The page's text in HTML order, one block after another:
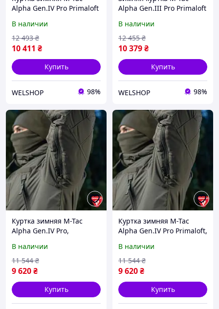
Alpha Gen.IV Pro Primaloft
надежная,
водоотталкивающая
В наличии
10 411 ₴
12 493 ₴
Купить
WELSHOP 98%
Alpha Gen.III Pro Primaloft
Primaloft, YKK, до -20°C
В наличии
10 379₴
12 455 ₴
Купить
WELSHOP 98%
Куртка зимняя M-Tac
Alpha Gen.IV Pro,
В наличии
9 620₴
11 544 ₴
Купить
Куртка зимняя M-Tac
Alpha Gen.IV Pro Primaloft,
В наличии
9 620₴
11 544 ₴
Купить